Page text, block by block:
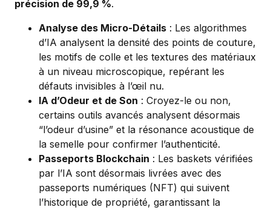
précision de 99,9 %.
Analyse des Micro-Détails : Les algorithmes
d’IA analysent la densité des points de couture,
les motifs de colle et les textures des matériaux
à un niveau microscopique, repérant les
défauts invisibles à l’œil nu.
IA d’Odeur et de Son : Croyez-le ou non,
certains outils avancés analysent désormais
“l’odeur d’usine” et la résonance acoustique de
la semelle pour confirmer l’authenticité.
Passeports Blockchain : Les baskets vérifiées
par l’IA sont désormais livrées avec des
passeports numériques (NFT) qui suivent
l’historique de propriété, garantissant la